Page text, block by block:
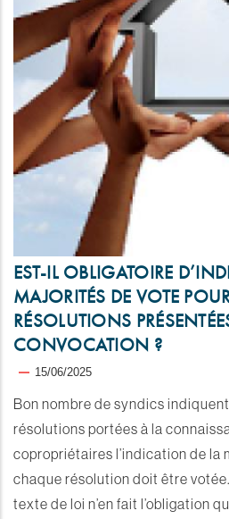
EST-IL OBLIGATOIRE
MAJORITÉS DE VOTE
RÉSOLUTIONS
CONVOCATION ?
15/06/2025
Bon nombre de syndics
résolutions portées à la
copropriétaires l’indication de la
chaque résolution doit être
texte de loi n’en fait l’obligation